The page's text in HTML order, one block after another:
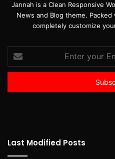
Jannah is a Clean Responsive
News and Blog theme.
completely customize
Enter
your
Email
Last Modified Posts